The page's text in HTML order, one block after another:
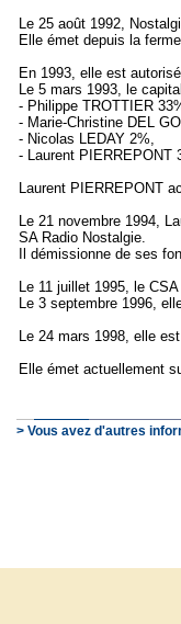
Le 25 août 1992,
Elle émet depuis la
En 1993, elle est
Le 5 mars 1993, le
- Philippe TROTTIER
- Marie-Christine DEL
- Nicolas LEDAY 2%,
- Laurent PIERREPONT
Laurent PIERREPONT
Le 21 novembre 1994,
SA Radio Nostalgie.
Il démissionne de ses
Le 11 juillet 1995, le
Le 3 septembre 1996,
Le 24 mars 1998, elle
Elle émet actuellement
> Vous avez d'autres